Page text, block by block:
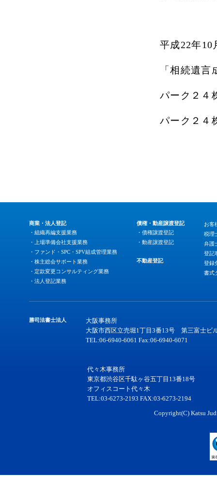
平成22年10
「相続遺
パーク２４
パーク２４
商業・法人登記
・組織再編支援業務
・上場準備会社支援業務
・ファンド・SPC・SPV組成管理業務
・株主総会サポート業務
・定款変更コンサルティング業務
・法人登記業務
債権・動産譲渡登記
・債権譲渡登記
・動産譲渡登記
不動産登記
お客
税理
弁護
登記
登録
書式
勝司法書士法人
大阪事務所
大阪市西区立売堀1丁目3番13号 第三富士ビ
TEL:06-6940-6061 Fax:06-6940-6071
代々木事務所
東京都渋谷区千駄ヶ谷五丁目13番18号
オフィスコート代々木
TEL:03-6273-2193 FAX:03-6273-2194
Copyright(C) Katsu